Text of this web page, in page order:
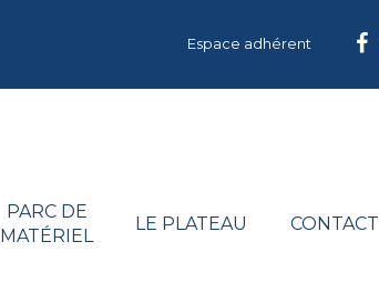
Espace adhérent
PARC DE
MATÉRIEL
LE PLATEAU CONTACT